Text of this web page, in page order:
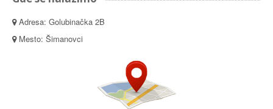
Adresa: Golubinačka 2B
Mesto: Šimanovci